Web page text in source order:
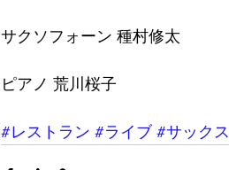
サクソフォーン 種村修太
ピアノ 荒川桜子
#レストラン #ライブ #サックス